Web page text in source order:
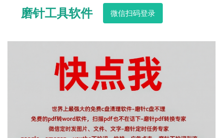
磨针工具软件 微信扫码登录